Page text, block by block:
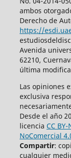
ambos
Derecho de
https://
Avenida
62210,
última
Las opiniones
exclusiva
Desde el año
licencia CC
NoComercial
Compartir:
cualquier